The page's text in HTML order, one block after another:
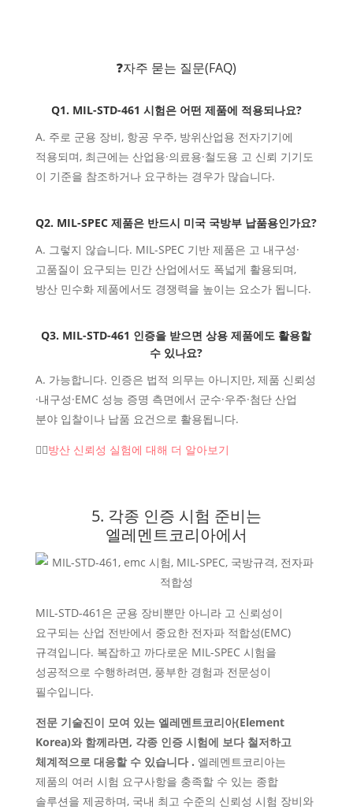
❓자주 묻는 질문(FAQ)
Q1. MIL-STD-461 시험은 어떤 제품에 적용되나요?
A. 주로 군용 장비, 항공 우주, 방위산업용 전자기기에
적용되며, 최근에는 산업용·의료용·철도용 고 신뢰 기기도
이 기준을 참조하거나 요구하는 경우가 많습니다.
Q2. MIL-SPEC 제품은 반드시 미국 국방부 납품용인가요?
A. 그렇지 않습니다. MIL-SPEC 기반 제품은 고 내구성·
고품질이 요구되는 민간 산업에서도 폭넓게 활용되며,
방산 민수화 제품에서도 경쟁력을 높이는 요소가 됩니다.
Q3. MIL-STD-461 인증을 받으면 상용 제품에도 활용할
수 있나요?
A. 가능합니다. 인증은 법적 의무는 아니지만, 제품 신뢰성
·내구성·EMC 성능 증명 측면에서 군수·우주·첨단 산업
분야 입찰이나 납품 요건으로 활용됩니다.
👉🏻방산 신뢰성 실험에 대해 더 알아보기
5. 각종 인증 시험 준비는
엘레멘트코리아에서
MIL-STD-461은 군용 장비뿐만 아니라 고 신뢰성이
요구되는 산업 전반에서 중요한 전자파 적합성(EMC)
규격입니다. 복잡하고 까다로운 MIL-SPEC 시험을
성공적으로 수행하려면, 풍부한 경험과 전문성이
필수입니다.
전문 기술진이 모여 있는 엘레멘트코리아(Element
Korea)와 함께라면, 각종 인증 시험에 보다 철저하고
체계적으로 대응할 수 있습니다 . 엘레멘트코리아는
제품의 여러 시험 요구사항을 충족할 수 있는 종합
솔루션을 제공하며, 국내 최고 수준의 신뢰성 시험 장비와